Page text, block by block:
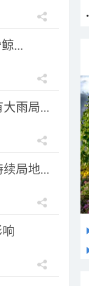
...
雨局...
局地...